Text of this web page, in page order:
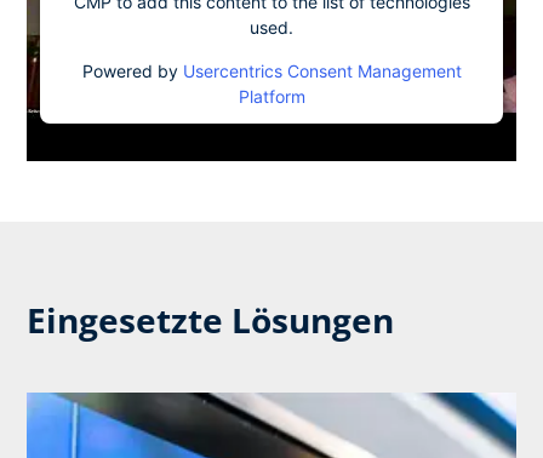
used.
Powered by Usercentrics Consent Management
Platform
Eingesetzte Lösungen